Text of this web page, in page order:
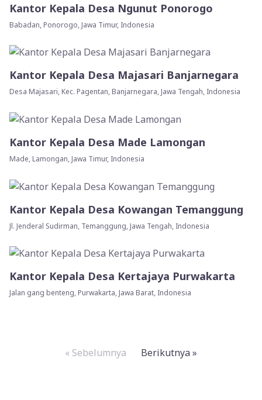
Kantor Kepala Desa Ngunut Ponorogo
Babadan, Ponorogo, Jawa Timur, Indonesia
Kantor Kepala Desa Majasari Banjarnegara
Desa Majasari, Kec. Pagentan, Banjarnegara, Jawa Tengah, Indonesia
Kantor Kepala Desa Made Lamongan
Made, Lamongan, Jawa Timur, Indonesia
Kantor Kepala Desa Kowangan Temanggung
Jl. Jenderal Sudirman, Temanggung, Jawa Tengah, Indonesia
Kantor Kepala Desa Kertajaya Purwakarta
Jalan gang benteng, Purwakarta, Jawa Barat, Indonesia
« Sebelumnya Berikutnya »